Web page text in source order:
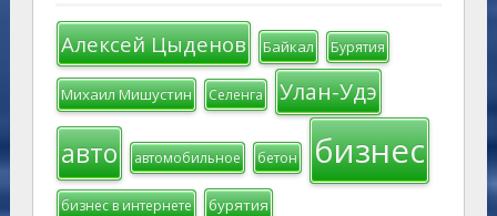
Алексей Цыденов Байкал Бурятия
Михаил Мишустин Селенга Улан-Удэ
авто автомобильное бетон бизнес
бизнес в интернете бурятия